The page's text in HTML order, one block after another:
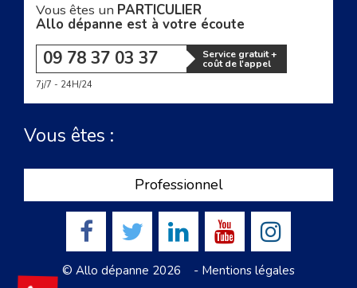
Vous êtes un PARTICULIER
Allo dépanne est à votre écoute
09 78 37 03 37 Service gratuit +
coût de l'appel
7j/7 - 24H/24
Vous êtes :
Professionnel
© Allo dépanne 2026 - Mentions légales